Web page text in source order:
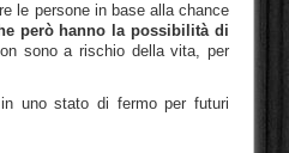
le persone in base alla chance
però hanno la possibilità di
sono a rischio della vita, per
uno stato di fermo per futuri